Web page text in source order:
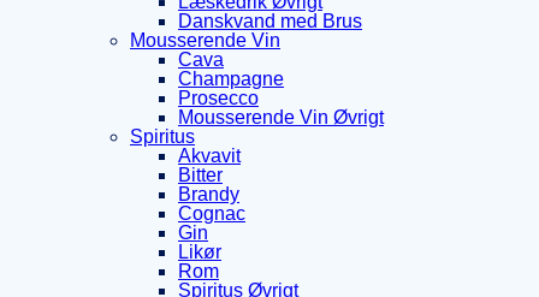
Danskvand med Brus
Mousserende Vin
Cava
Champagne
Prosecco
Mousserende Vin Øvrigt
Spiritus
Akvavit
Bitter
Brandy
Cognac
Gin
Likør
Rom
Spiritus Øvrigt